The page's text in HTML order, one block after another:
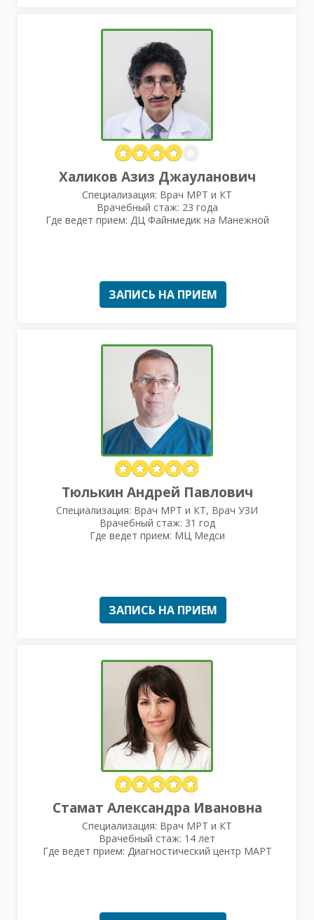
Халиков Азиз Джауланович
Специализация: Врач МРТ и КТ
Врачебный стаж: 23 года
Где ведет прием: ДЦ Файнмедик на Манежной
ЗАПИСЬ НА ПРИЕМ
Тюлькин Андрей Павлович
Специализация: Врач МРТ и КТ, Врач УЗИ
Врачебный стаж: 31 год
Где ведет прием: МЦ Медси
ЗАПИСЬ НА ПРИЕМ
Стамат Александра Ивановна
Специализация: Врач МРТ и КТ
Врачебный стаж: 14 лет
Где ведет прием: Диагностический центр МАРТ